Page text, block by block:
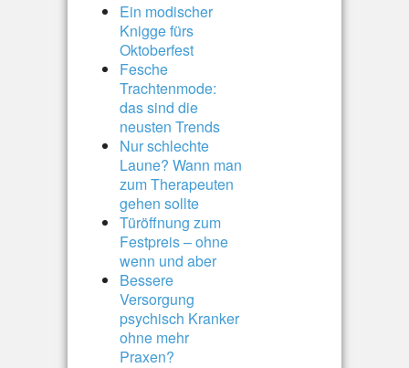
Ein modischer
Knigge fürs
Oktoberfest
Fesche
Trachtenmode:
das sind die
neusten Trends
Nur schlechte
Laune? Wann man
zum Therapeuten
gehen sollte
Türöffnung zum
Festpreis – ohne
wenn und aber
Bessere
Versorgung
psychisch Kranker
ohne mehr
Praxen?